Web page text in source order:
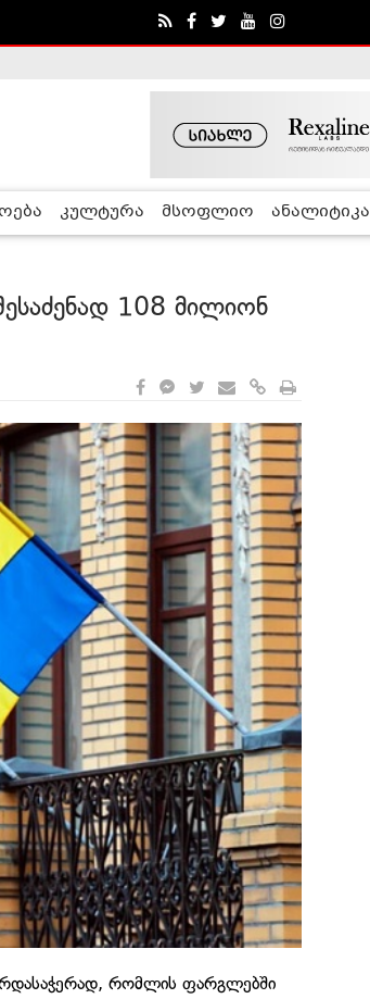
კულტურა მსოფლიო ანალიტიკა
108 მილიონ
რომლის ფარგლებში